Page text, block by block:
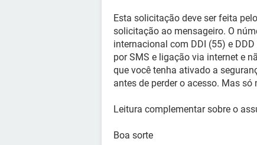
Esta solicitação deve ser feita
solicitação ao mensageiro. O
internacional com DDI (55) e
por SMS e ligação via internet e
que você tenha ativado a
antes de perder o acesso. Mas só
Leitura complementar sobre o
Boa sorte